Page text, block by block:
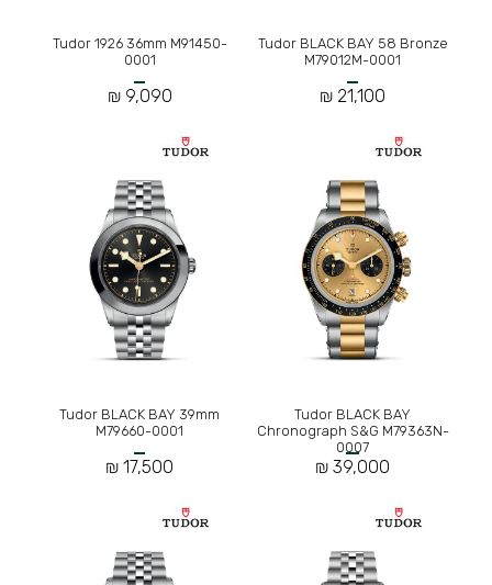
Tudor BLACK BAY 58 Bronze
M79012M-0001
21,100 ₪
Tudor 1926 36mm M91450-
0001
9,090 ₪
Tudor BLACK BAY
Chronograph S&G M79363N-
0007
39,000 ₪
Tudor BLACK BAY 39mm
M79660-0001
17,500 ₪